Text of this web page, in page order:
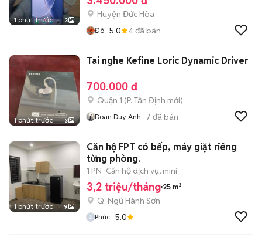
1 phút trước 3
Huyện Đức Hòa
Đô 5.0 4đã bán
1 phút trước 3
Tai nghe Kefine Loric Dynamic Driver
700.000 đ
Quận 1 (P. Tân Định mới)
Doan Duy Anh 7 đã bán
1 phút trước 9
Căn hộ FPT có bếp, máy giặt riêng
từng phòng.
1 PN Căn hộ dịch vụ, mini
3,2 triệu/tháng 25 m²
Q. Ngũ Hành Sơn
Phúc 5.0